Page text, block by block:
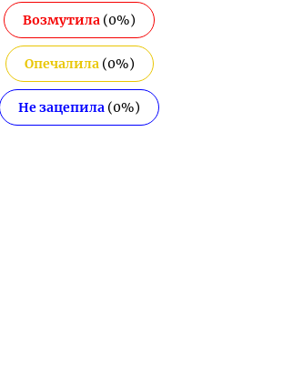
Возмутила (0%)
Опечалила(0%)
Не зацепила (0%)